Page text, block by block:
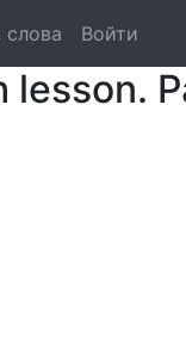
Войти
язык.